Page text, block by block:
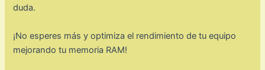
duda.
¡No esperes más y optimiza el rendimiento de tu equipo
mejorando tu memoria RAM!